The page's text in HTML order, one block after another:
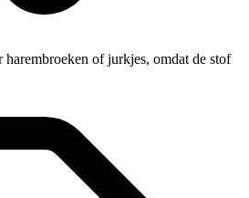
of jurkjes, omdat de stof